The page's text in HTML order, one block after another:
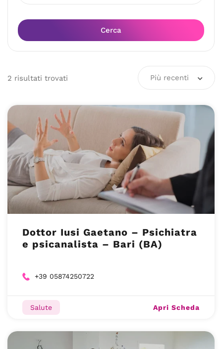
Cerca
2 risultati trovati Più recenti
Dottor Iusi Gaetano – Psichiatra
e psicanalista – Bari (BA)
+39 05874250722
Salute Apri Scheda